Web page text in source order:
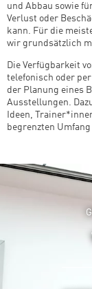
und Abbau sowie
Verlust oder
kann. Für die
wir grundsätzlich
Die Verfügbarkeit
telefonisch oder
der Planung eines
Ausstellungen.
Ideen,
begrenzten